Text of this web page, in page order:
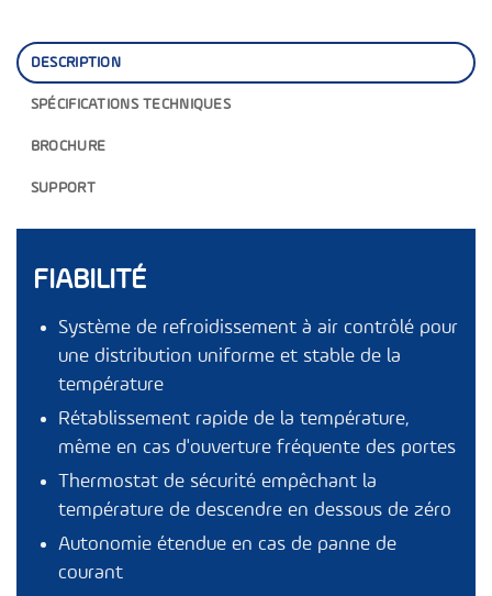
DESCRIPTION
SPÉCIFICATIONS TECHNIQUES
BROCHURE
SUPPORT
FIABILITÉ
Système de refroidissement à air contrôlé pour
une distribution uniforme et stable de la
température
Rétablissement rapide de la température,
même en cas d'ouverture fréquente des portes
Thermostat de sécurité empêchant la
température de descendre en dessous de zéro
Autonomie étendue en cas de panne de
courant